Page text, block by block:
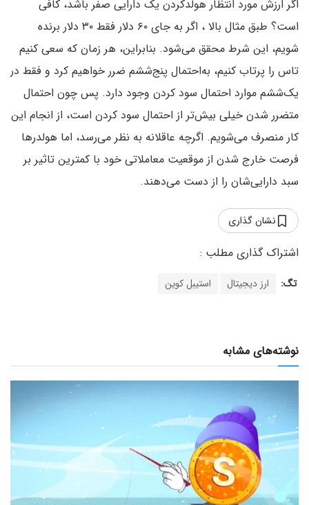
اگر ارزش مورد انتظار هولدکردن یک دارایی صفر باشد، کافی
است؟ طبق مثال بالا ، اگر به ‌جای ۶۰ دلار فقط ۳۰ دلار برنده
شویم، این شرط محقق می‌شود. بنابراین، هر زمان که سعی کنیم
تاس را پرتاب کنیم، به‌احتمال پنج‌ششم ضرر خواهیم کرد و فقط در
یک‌ششم موارد احتمال سود کردن وجود دارد. پس چون احتمال
متضرر شدن خیلی بیش‌تر از احتمال سود کردن است، از انجام این
کار منصرف می‌شویم. اگرچه عاقلانه به نظر می‌رسد، اما هولدرها
فرصت خارج شدن از موقعیت معاملاتی خود با کمترین تاثیر بر
سبد دارایی‌شان را از دست می‌دهند.
نشان گذاری
تگ: ارز دیجیتال استیبل کوین
نوشته‌های مشابه